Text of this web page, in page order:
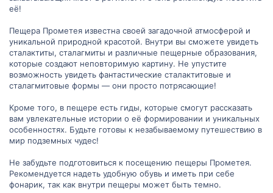
её!
Пещера Прометея известна своей загадочной атмосферой и
уникальной природной красотой. Внутри вы сможете увидеть
сталактиты, сталагмиты и различные пещерные образования,
которые создают неповторимую картину. Не упустите
возможность увидеть фантастические сталактитовые и
сталагмитовые формы — они просто потрясающие!
Кроме того, в пещере есть гиды, которые смогут рассказать
вам увлекательные истории о её формировании и уникальных
особенностях. Будьте готовы к незабываемому путешествию в
мир подземных чудес!
Не забудьте подготовиться к посещению пещеры Прометея.
Рекомендуется надеть удобную обувь и иметь при себе
фонарик, так как внутри пещеры может быть темно.